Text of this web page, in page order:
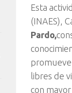
Esta
(INAES),
Pardo,
promueve
libres de
con